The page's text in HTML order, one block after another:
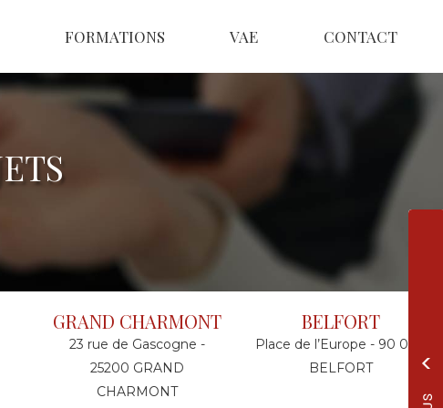
FORMATIONS VAE CONTACT
GRAND CHARMONT
23 rue de Gascogne -
25200 GRAND
CHARMONT
BELFORT
Place de l’Europe - 90 000
BELFORT